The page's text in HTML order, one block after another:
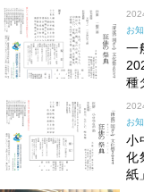
お
一
種
お
小
化
紙